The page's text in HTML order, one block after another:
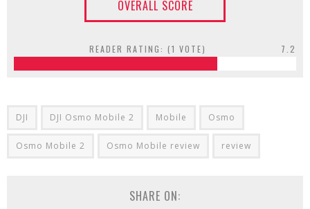
OVERALL SCORE
READER RATING: (1 VOTE) 7.2
DJI DJI Osmo Mobile 2 Mobile Osmo
Osmo Mobile 2 Osmo Mobile review review
SHARE ON: